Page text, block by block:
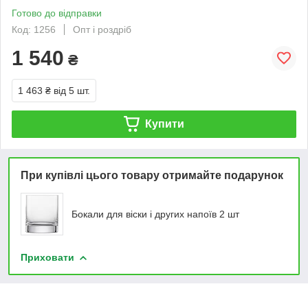
Готово до відправки
Код: 1256
Опт і роздріб
1 540 ₴
1 463 ₴ від 5 шт.
Купити
При купівлі цього товару отримайте подарунок
Бокали для віски і других напоїв 2 шт
Приховати